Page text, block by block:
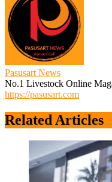
Pasusart News
No.1 Livestock Online
https://pasusart.com
Related Articles